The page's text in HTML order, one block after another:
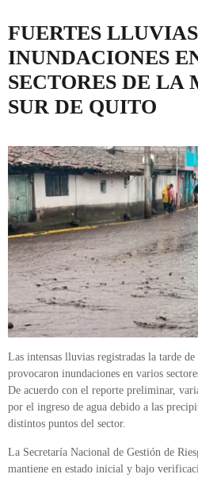
FUERTES
INUNDACIONES
SECTORES DE LA
SUR DE QUITO
Las intensas lluvias registradas la tarde de
provocaron inundaciones en varios
De acuerdo con el reporte preliminar,
por el ingreso de agua debido a las
distintos puntos del sector.
La Secretaría Nacional de Gestión de
mantiene en estado inicial y bajo